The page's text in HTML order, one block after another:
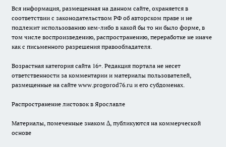
Вся информация, размещенная на данном сайте, охраняется в
соответствии с законодательством РФ об авторском праве и не
подлежит использованию кем-либо в какой бы то ни было форме, в
том числе воспроизведению, распространению, переработке не иначе
как с письменного разрешения правообладателя.
Возрастная категория сайта 16+. Редакция портала не несет
ответственности за комментарии и материалы пользователей,
размещенные на сайте www.progorod76.ru и его субдоменах.
Распространение листовок в Ярославле
Материалы, помеченные знаком ∆, публикуются на коммерческой
основе